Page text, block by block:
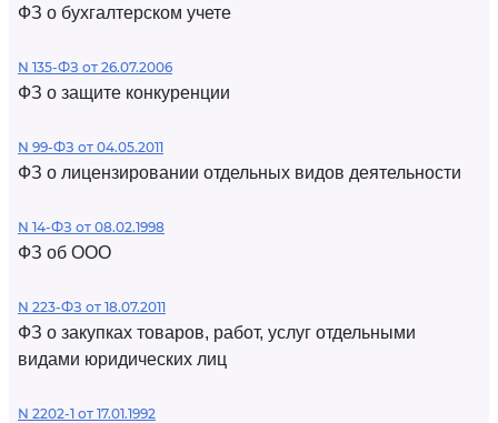
ФЗ о бухгалтерском учете
N 135-ФЗ от 26.07.2006
ФЗ о защите конкуренции
N 99-ФЗ от 04.05.2011
ФЗ о лицензировании отдельных видов деятельности
N 14-ФЗ от 08.02.1998
ФЗ об ООО
N 223-ФЗ от 18.07.2011
ФЗ о закупках товаров, работ, услуг отдельными
видами юридических лиц
N 2202-1 от 17.01.1992